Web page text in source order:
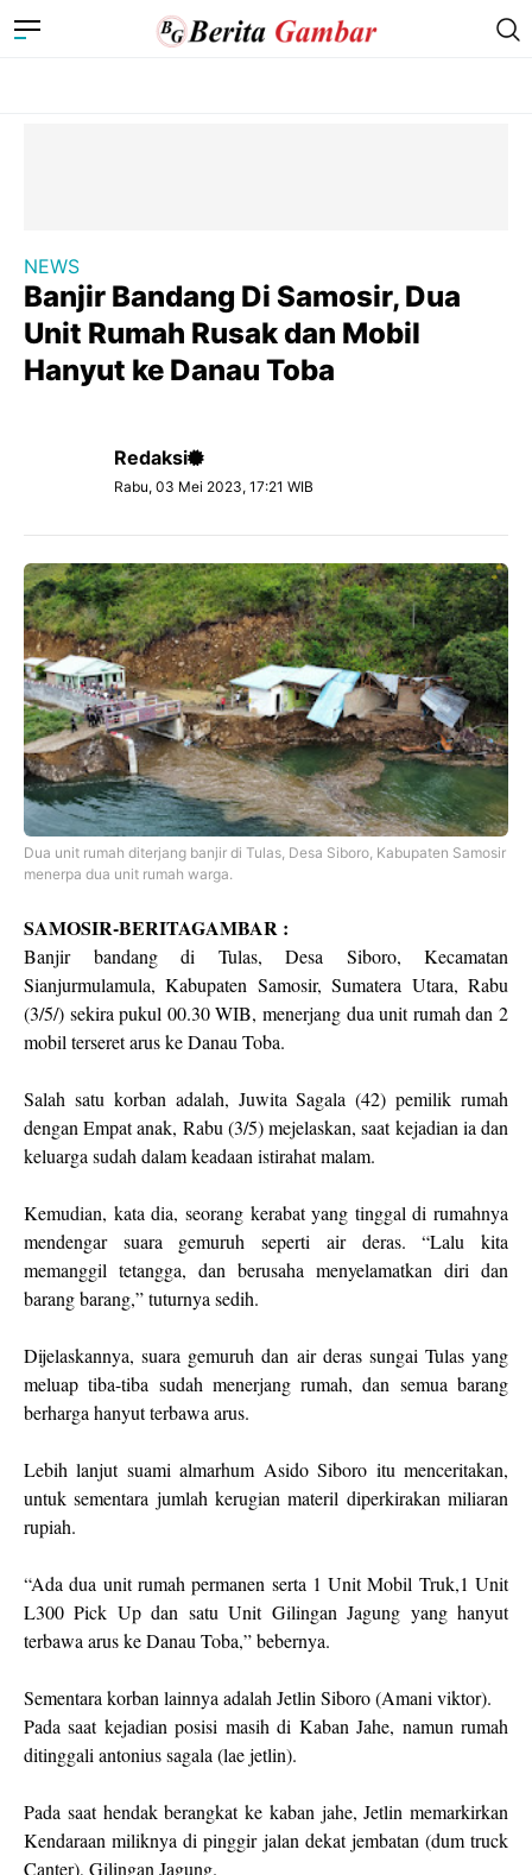
NEWS
Banjir Bandang Di Samosir, Dua
Unit Rumah Rusak dan Mobil
Hanyut ke Danau Toba
Redaksi
Rabu, 03 Mei 2023, 17:21 WIB
Dua unit rumah diterjang banjir di Tulas, Desa Siboro, Kabupaten Samosir
menerpa dua unit rumah warga.
SAMOSIR-BERITAGAMBAR :
Banjir bandang di Tulas, Desa Siboro, Kecamatan
Sianjurmulamula, Kabupaten Samosir, Sumatera Utara, Rabu
(3/5/) sekira pukul 00.30 WIB, menerjang dua unit rumah dan 2
mobil terseret arus ke Danau Toba.
Salah satu korban adalah, Juwita Sagala (42) pemilik rumah
dengan Empat anak, Rabu (3/5) mejelaskan, saat kejadian ia dan
keluarga sudah dalam keadaan istirahat malam.
Kemudian, kata dia, seorang kerabat yang tinggal di rumahnya
mendengar suara gemuruh seperti air deras. “Lalu kita
memanggil tetangga, dan berusaha menyelamatkan diri dan
barang barang,” tuturnya sedih.
Dijelaskannya, suara gemuruh dan air deras sungai Tulas yang
meluap tiba-tiba sudah menerjang rumah, dan semua barang
berharga hanyut terbawa arus.
Lebih lanjut suami almarhum Asido Siboro itu menceritakan,
untuk sementara jumlah kerugian materil diperkirakan miliaran
rupiah.
“Ada dua unit rumah permanen serta 1 Unit Mobil Truk,1 Unit
L300 Pick Up dan satu Unit Gilingan Jagung yang hanyut
terbawa arus ke Danau Toba,” bebernya.
Sementara korban lainnya adalah Jetlin Siboro (Amani viktor).
Pada saat kejadian posisi masih di Kaban Jahe, namun rumah
ditinggali antonius sagala (lae jetlin).
Pada saat hendak berangkat ke kaban jahe, Jetlin memarkirkan
Kendaraan miliknya di pinggir jalan dekat jembatan (dum truck
Canter), Gilingan Jagung.